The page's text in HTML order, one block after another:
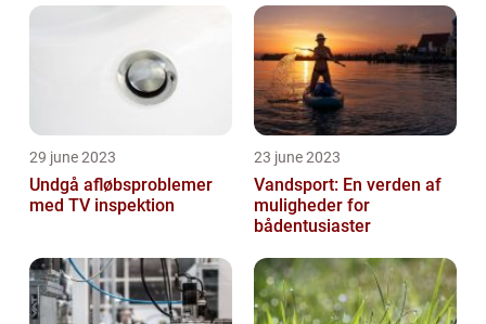
29 june 2023
Undgå afløbsproblemer
med TV inspektion
23 june 2023
Vandsport: En verden af
muligheder for
bådentusiaster